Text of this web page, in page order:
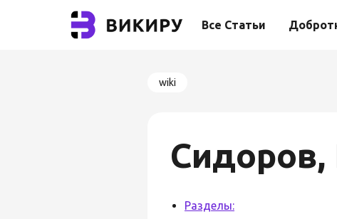
Все Статьи
wiki
Разделы: